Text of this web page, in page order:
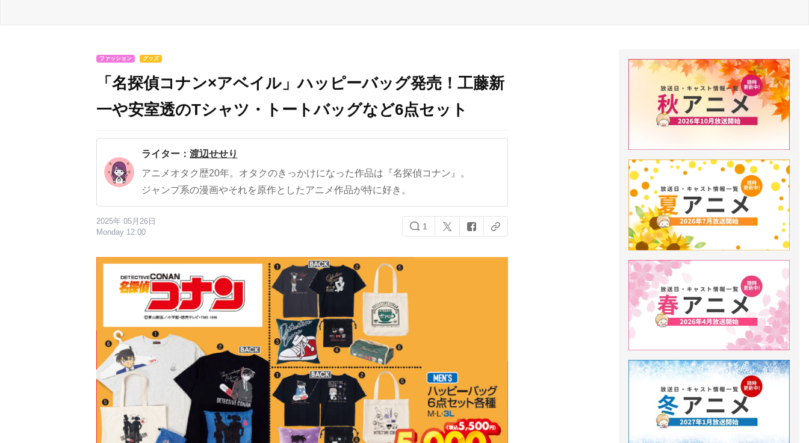
ファッション グッズ
「名探偵コナン×アベイル」ハッピーバッグ発売！工藤新
一や安室透のTシャツ・トートバッグなど6点セット
ライター： 渡辺せせり
アニメオタク歴20年。オタクのきっかけになった作品は『名探偵コナン』。
ジャンプ系の漫画やそれを原作としたアニメ作品が特に好き。
2025年 05月26日
Monday 12:00
1